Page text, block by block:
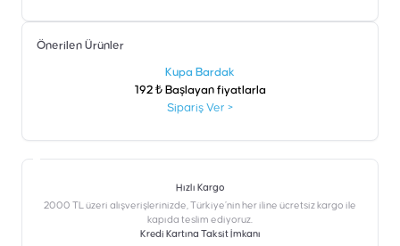
Önerilen Ürünler
Kupa Bardak
192 ₺ Başlayan fiyatlarla
Sipariş Ver >
Hızlı Kargo
2000 TL üzeri alışverişlerinizde, Türkiye’nin her iline ücretsiz kargo ile
kapıda teslim ediyoruz.
Kredi Kartına Taksit İmkanı